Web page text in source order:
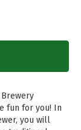
fun for you! In
you will